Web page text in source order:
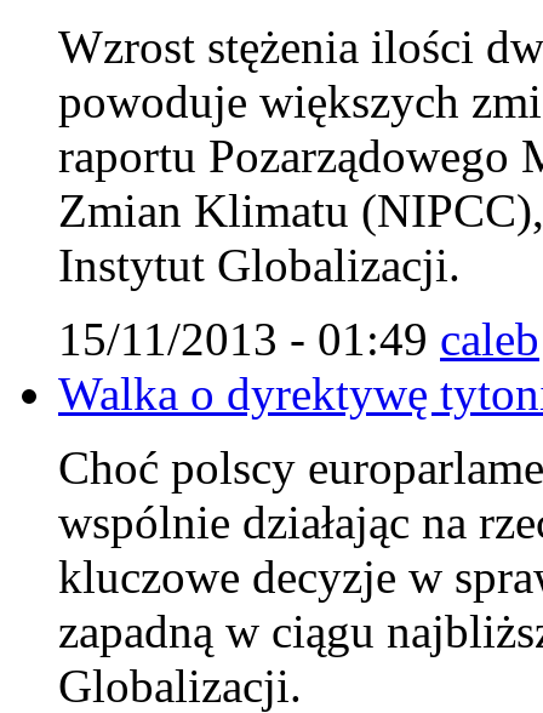
Wzrost stężenia ilości
powoduje większych
raportu Pozarządowego
Zmian Klimatu
Instytut Globalizacji.
15/11/2013 - 01:49 caleb
Walka o dyrektywę
Choć polscy
wspólnie działając na
kluczowe decyzje w
zapadną w ciągu
Globalizacji.